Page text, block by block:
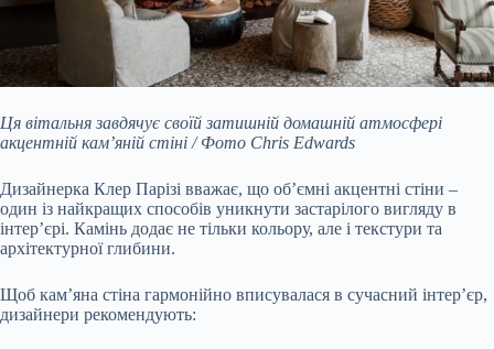
Ця вітальня завдячує своїй затишній домашній атмосфері
акцентній кам’яній стіні / Фото Chris Edwards
Дизайнерка Клер Парізі вважає, що об’ємні акцентні стіни –
один із найкращих способів уникнути застарілого вигляду в
інтер’єрі. Камінь додає не тільки кольору, але і текстури та
архітектурної глибини.
Щоб кам’яна стіна гармонійно вписувалася в сучасний інтер’єр,
дизайнери рекомендують: